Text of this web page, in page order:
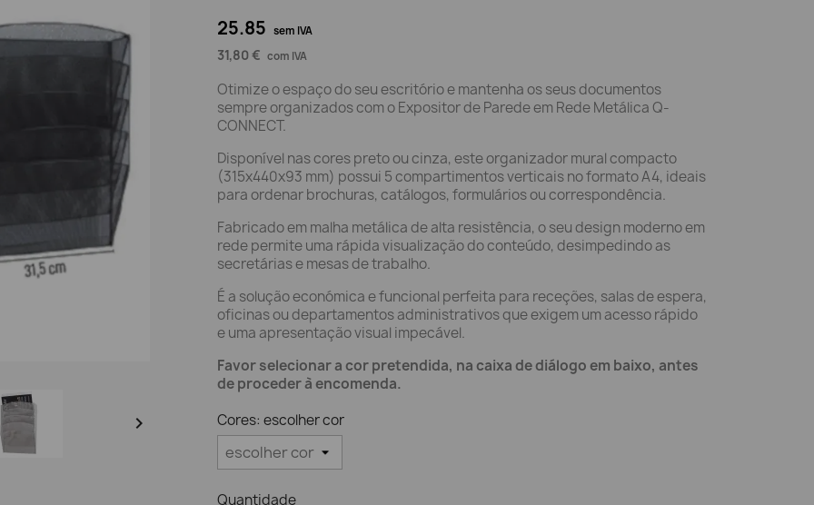

25.85 sem IVA
31,80 € com IVA
Otimize o espaço do seu escritório e mantenha os seus documentos
sempre organizados com o Expositor de Parede em Rede Metálica Q-
CONNECT.
Disponível nas cores preto ou cinza, este organizador mural compacto
(315x440x93 mm) possui 5 compartimentos verticais no formato A4, ideais
para ordenar brochuras, catálogos, formulários ou correspondência.
Fabricado em malha metálica de alta resistência, o seu design moderno em
rede permite uma rápida visualização do conteúdo, desimpedindo as
secretárias e mesas de trabalho.
É a solução económica e funcional perfeita para receções, salas de espera,
oficinas ou departamentos administrativos que exigem um acesso rápido
e uma apresentação visual impecável.
Favor selecionar a cor pretendida, na caixa de diálogo em baixo, antes
de proceder à encomenda.
Cores: escolher cor
Quantidade